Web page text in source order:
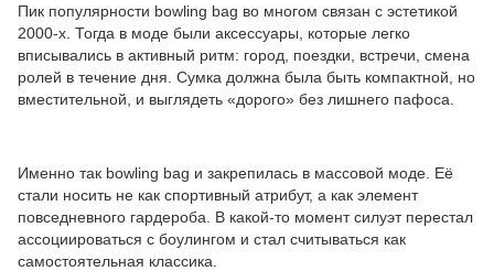
Пик популярности bowling bag во многом связан с эстетикой
2000-х. Тогда в моде были аксессуары, которые легко
вписывались в активный ритм: город, поездки, встречи, смена
ролей в течение дня. Сумка должна была быть компактной, но
вместительной, и выглядеть «дорого» без лишнего пафоса.
Именно так bowling bag и закрепилась в массовой моде. Её
стали носить не как спортивный атрибут, а как элемент
повседневного гардероба. В какой-то момент силуэт перестал
ассоциироваться с боулингом и стал считываться как
самостоятельная классика.